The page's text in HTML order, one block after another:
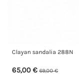
Clayan sandalia 288N
65,00 €69,00 €